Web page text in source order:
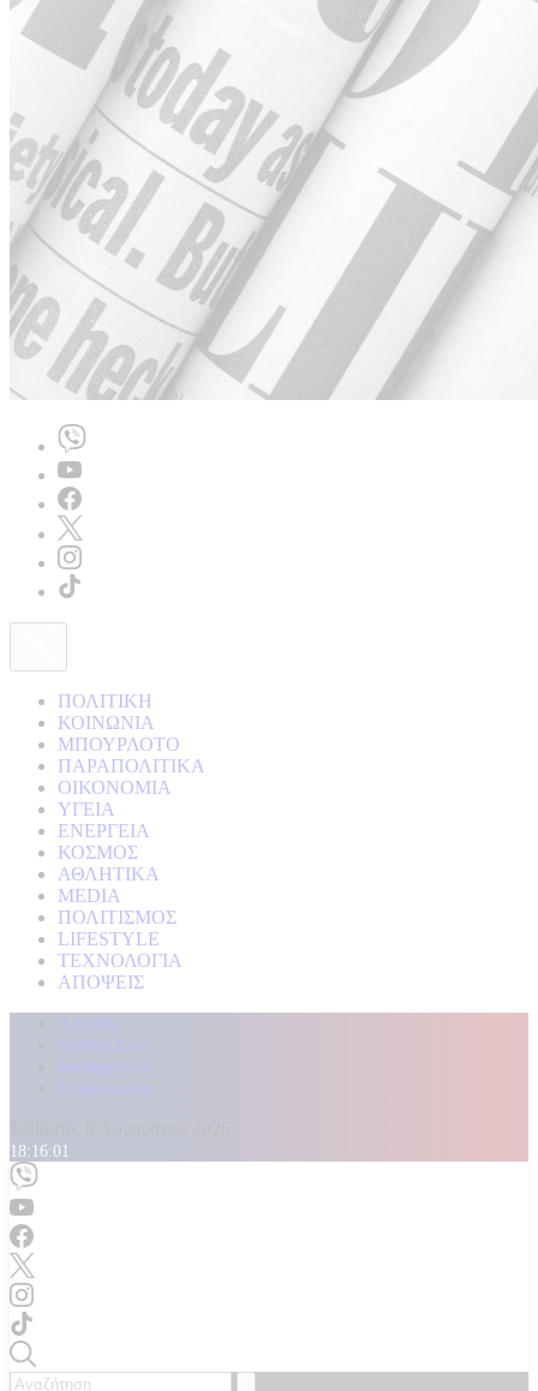
ΠΟΛΙΤΙΚΗ
ΚΟΙΝΩΝΙΑ
ΜΠΟΥΡΛΟΤΟ
ΠΑΡΑΠΟΛΙΤΙΚΑ
ΟΙΚΟΝΟΜΙΑ
ΥΓΕΙΑ
ΕΝΕΡΓΕΙΑ
ΚΟΣΜΟΣ
ΑΘΛΗΤΙΚΑ
MEDIA
ΠΟΛΙΤΙΣΜΟΣ
LIFESTYLE
ΤΕΧΝΟΛΟΓΙΑ
ΑΠΟΨΕΙΣ
Αρχική
Kontra Live
Καταγγελίες
Επικοινωνία
18:16:04